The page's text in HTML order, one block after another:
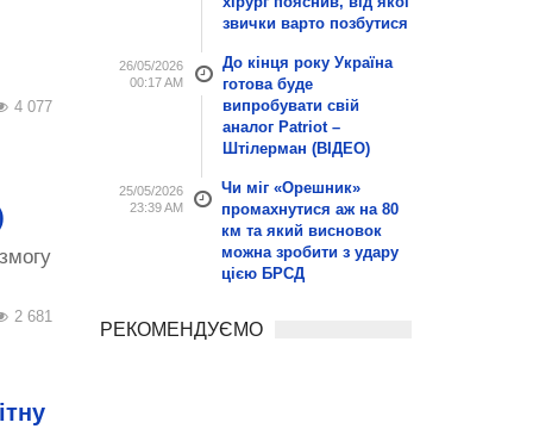
4 077
2 681
звички варто позбутися
26/05/2026
00:17 AM
До кінця року Україна
готова буде
випробувати свій
аналог Patriot –
Штілерман (ВІДЕО)
25/05/2026
23:39 AM
Чи міг «Орешник»
промахнутися аж на 80
км та який висновок
можна зробити з удару
цією БРСД
РЕКОМЕНДУЄМО